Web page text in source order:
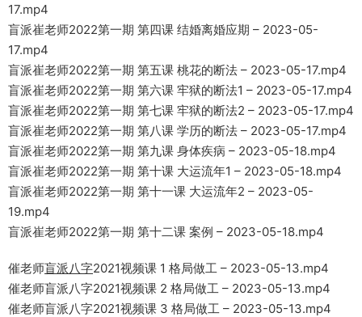
17.mp4
盲派崔老师2022第一期 第四课 结婚离婚应期 – 2023-05-
17.mp4
盲派崔老师2022第一期 第五课 桃花的断法 – 2023-05-17.mp4
盲派崔老师2022第一期 第六课 牢狱的断法1 – 2023-05-17.mp4
盲派崔老师2022第一期 第七课 牢狱的断法2 – 2023-05-17.mp4
盲派崔老师2022第一期 第八课 学历的断法 – 2023-05-17.mp4
盲派崔老师2022第一期 第九课 身体疾病 – 2023-05-18.mp4
盲派崔老师2022第一期 第十课 大运流年1 – 2023-05-18.mp4
盲派崔老师2022第一期 第十一课 大运流年2 – 2023-05-
19.mp4
盲派崔老师2022第一期 第十二课 案例 – 2023-05-18.mp4
催老师盲派八字2021视频课 1 格局做工 – 2023-05-13.mp4
催老师盲派八字2021视频课 2 格局做工 – 2023-05-13.mp4
催老师盲派八字2021视频课 3 格局做工 – 2023-05-13.mp4